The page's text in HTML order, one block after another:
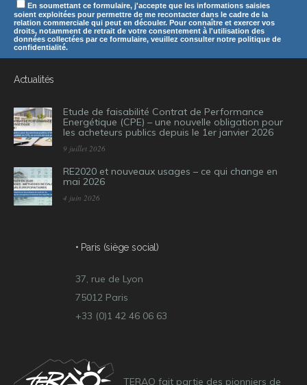
En soumettant ce formulaire, j'accepte que les informations saisies
soient exploitées pour permettre de me recontacter dans le cadre de la
relation commerciale qui peut en découler. Pour connaître et exercer vos
droits, notamment de retrait de votre consentement à l'utilisation des
données collectées par ce formulaire, veuillez consulter notre politique de
confidentialité.
Actualités
Etude de faisabilité Contrat de Performance
Energétique (CPE) – une nouvelle obligation pour
les acheteurs publics depuis le 1er janvier 2026
9 juillet 2026
RE2020 et nouveaux usages – ce qui change en
mai 2026
4 juin 2026
• Paris (siège social)
37, rue de Lyon
75012 Paris
+33 (0)1 42 46 06 63
TERAO fait partie des pionniers de